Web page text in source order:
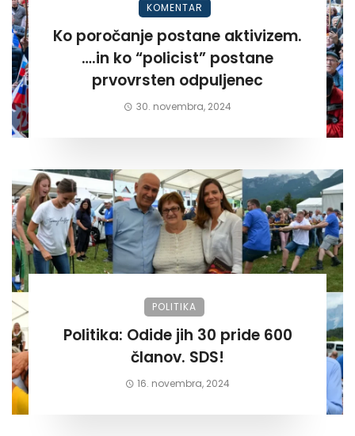
KOMENTAR
Ko poročanje postane aktivizem.
….in ko “policist” postane
prvovrsten odpuljenec
30. novembra, 2024
POLITIKA
Politika: Odide jih 30 pride 600
članov. SDS!
16. novembra, 2024